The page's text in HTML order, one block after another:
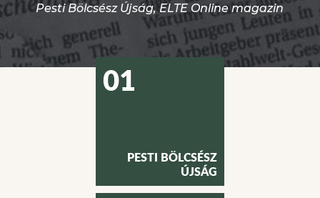
Pesti Bölcsész Újság, ELTE Online magazin
01
PESTI BÖLCSÉSZ
ÚJSÁG